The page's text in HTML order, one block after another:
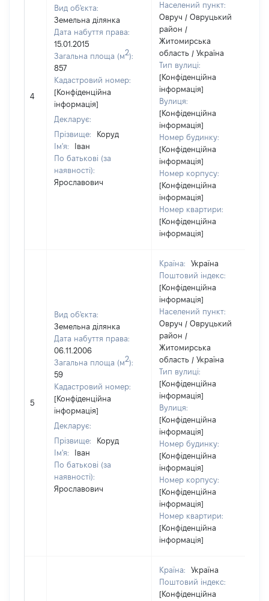
4
Вид об'єкта:
Земельна ділянка
Дата набуття права:
15.01.2015
Загальна площа (м2):
857
Кадастровий номер:
[Конфіденційна
інформація]
Декларує:
Прізвище:
Коруд
Ім'я:
Іван
По батькові (за
наявності):
Ярославович
Населений пункт:
Овруч / Овруцький
район /
Житомирська
область / Україна
Тип вулиці:
[Конфіденційна
інформація]
Вулиця:
[Конфіденційна
інформація]
Номер будинку:
[Конфіденційна
інформація]
Номер корпусу:
[Конфіденційна
інформація]
Номер квартири:
[Конфіденційна
інформація]
5
Вид об'єкта:
Земельна ділянка
Дата набуття права:
06.11.2006
Загальна площа (м2):
59
Кадастровий номер:
[Конфіденційна
інформація]
Декларує:
Прізвище:
Коруд
Ім'я:
Іван
По батькові (за
наявності):
Ярославович
Країна:
Україна
Поштовий індекс:
[Конфіденційна
інформація]
Населений пункт:
Овруч / Овруцький
район /
Житомирська
область / Україна
Тип вулиці:
[Конфіденційна
інформація]
Вулиця:
[Конфіденційна
інформація]
Номер будинку:
[Конфіденційна
інформація]
Номер корпусу:
[Конфіденційна
інформація]
Номер квартири:
[Конфіденційна
інформація]
Країна:
Україна
Поштовий індекс:
[Конфіденційна